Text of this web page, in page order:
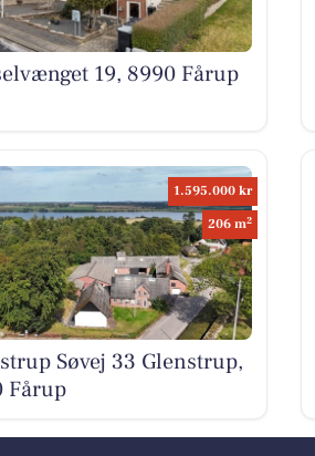
19, 8990 Fårup
1.595.000 kr
206 m2
Søvej 33 Glenstrup,
Fårup